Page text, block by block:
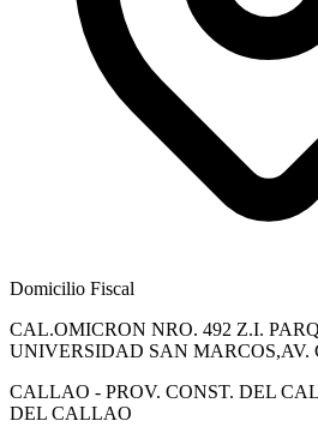
Domicilio Fiscal
CAL.OMICRON NRO. 492 Z.I.
UNIVERSIDAD SAN MARCOS,AV.
CALLAO - PROV. CONST. DEL
DEL CALLAO